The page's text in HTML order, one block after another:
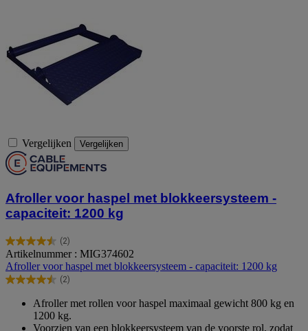
Vergelijken Vergelijken
Afroller voor haspel met blokkeersysteem -
capaciteit: 1200 kg
(2)
4.5
van
de
5
beoordelingen
Artikelnummer : MIG374602
Afroller voor haspel met blokkeersysteem - capaciteit: 1200 kg
(2)
4.5
Afroller met rollen voor haspel maximaal gewicht 800 kg en
1200 kg.
Voorzien van een blokkeersysteem van de voorste rol, zodat